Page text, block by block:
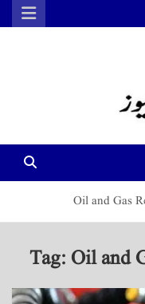
Oil and Gas
Tag: Oil and